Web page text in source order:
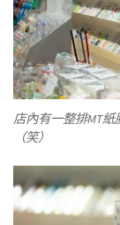
店內有一整排MT
（笑）